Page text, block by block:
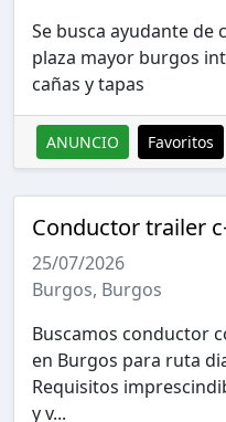
Se busca ayudante de
plaza mayor burgos
cañas y tapas
ANUNCIO Favoritos
Conductor trailer
25/07/2026
Burgos, Burgos
Buscamos conductor
en Burgos para ruta
Requisitos
y v...